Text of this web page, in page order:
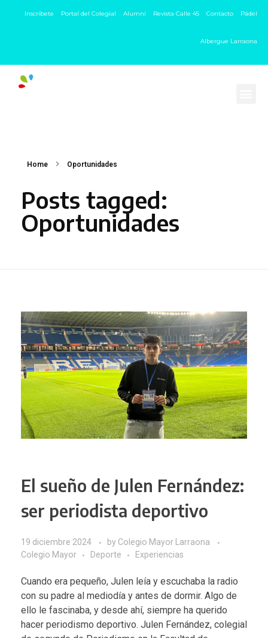
Inscríbete Portal del Colegial Alumni Revista Calle 45 Contacto Pádel
Albergue Larraona
Home Oportunidades
Posts tagged:
Oportunidades
El sueño de Julen Fernández:
ser periodista deportivo
19 diciembre 2024 by Colegio Mayor Larraona
Colegio Mayor
Deporte Experiencias
Cuando era pequeño, Julen leía y escuchaba la radio
con su padre al mediodía y antes de dormir. Algo de
ello le fascinaba, y desde ahí, siempre ha querido
hacer periodismo deportivo. Julen Fernández, colegial